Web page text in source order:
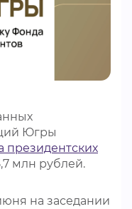
Югры
президентских
млн рублей.
на заседании